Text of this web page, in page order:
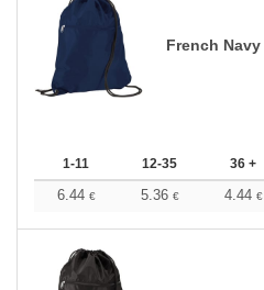
French Navy
1-11 12-35 36 +
6.44 € 5.36 € 4.44 €